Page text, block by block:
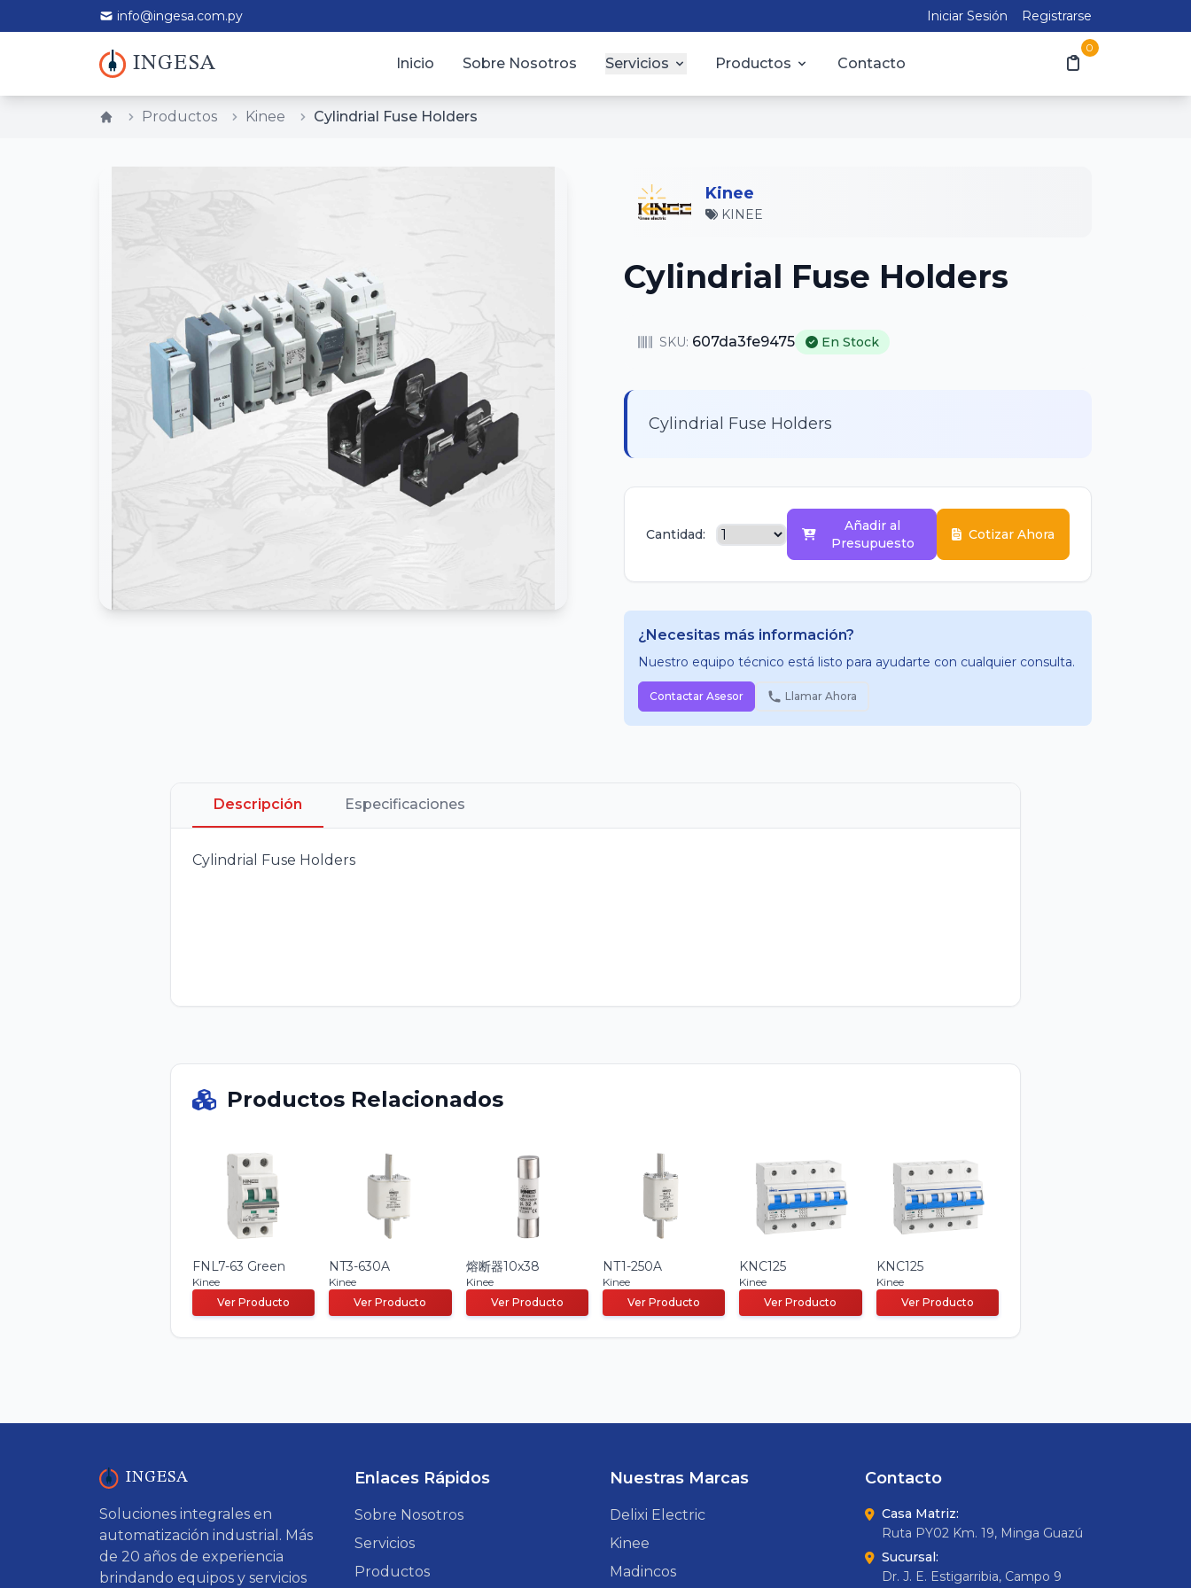
info@ingesa.com.py Iniciar Sesión Registrarse
INGESA Inicio Sobre Nosotros Servicios Productos Contacto
0
Productos Kinee Cylindrial Fuse Holders
Kinee
KINEE
Cylindrial Fuse Holders
SKU: 607da3fe9475 En Stock
Cylindrial Fuse Holders
Cantidad:
Añadir al
Presupuesto
Cotizar Ahora
¿Necesitas más información?
Nuestro equipo técnico está listo para ayudarte con cualquier consulta.
Contactar Asesor Llamar Ahora
Descripción Especificaciones
Cylindrial Fuse Holders
Productos Relacionados
FNL7-63 Green
Kinee
Ver Producto
NT3-630A
Kinee
Ver Producto
熔断器10x38
Kinee
Ver Producto
NT1-250A
Kinee
Ver Producto
KNC125
Kinee
Ver Producto
KNC125
Kinee
Ver Producto
INGESA
Soluciones integrales en
automatización industrial. Más
de 20 años de experiencia
brindando equipos y servicios
Enlaces Rápidos
Sobre Nosotros
Servicios
Productos
Nuestras Marcas
Delixi Electric
Kinee
Madincos
Contacto
Casa Matriz:
Ruta PY02 Km. 19, Minga Guazú
Sucursal:
Dr. J. E. Estigarribia, Campo 9